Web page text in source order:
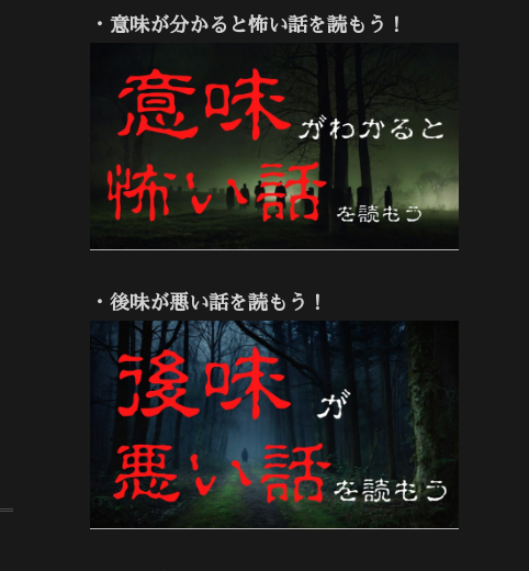
・意味が分かると怖い話を読もう！
・後味が悪い話を読もう！